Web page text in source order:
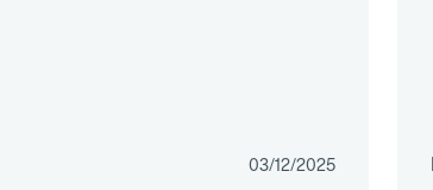
03/12/2025